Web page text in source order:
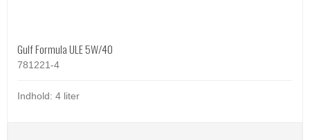
Gulf Formula ULE 5W/40
781221-4
Indhold: 4 liter